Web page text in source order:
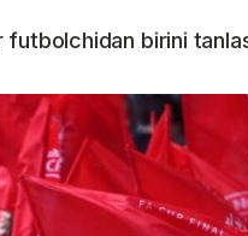
futbolchidan birini